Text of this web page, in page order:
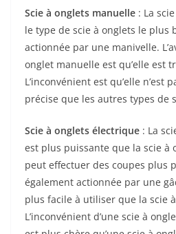
Scie à onglets manuelle : La
le type de scie à onglets le plus
actionnée par une manivelle.
onglet manuelle est qu’elle est
L’inconvénient est qu’elle n’est
précise que les autres types de
Scie à onglets électrique : La
est plus puissante que la scie à
peut effectuer des coupes plus
également actionnée par une
plus facile à utiliser que la scie
L’inconvénient d’une scie à